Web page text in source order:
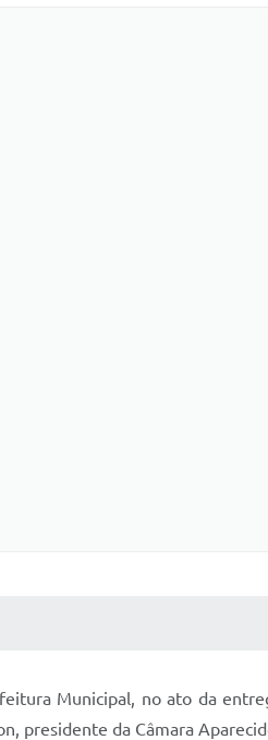
Municipal, no ato da
presidente da Câmara